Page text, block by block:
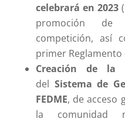
celebrará en 2023
promoción
competición, así
primer Reglamento
Creación de la
del Sistema de
FEDME, de acceso
la comunidad